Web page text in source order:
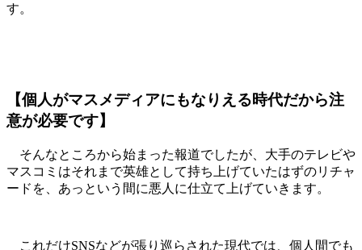
す。
【個人がマスメディアにもなりえる時代だから注
意が必要です】
そんなところから始まった報道でしたが、大手のテレビや
マスコミはそれまで英雄として持ち上げていたはずのリチャ
ードを、あっという間に悪人に仕立て上げていきます。
これだけSNSなどが張り巡らされた現代では、個人間でも